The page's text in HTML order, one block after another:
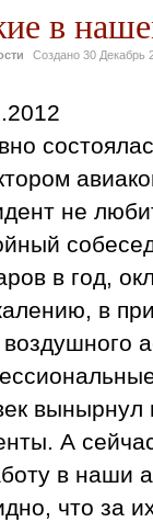
в
Создано 30 Декабрь
не
в год,
в
вынырнул
А
в наши
что за